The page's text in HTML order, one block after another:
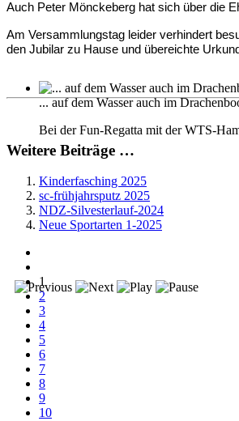
... auf dem Wasser auch im
Bei der Fun-Regatta mit der WTS-
Auch Peter Mönckeberg hat sich über die
Am Versammlungstag leider verhindert
den Jubilar zu Hause und übereichte
Weitere Beiträge …
Kinderfasching 2025
sc-frühjahrsputz 2025
NDZ-Silvesterlauf-2024
Neue Sportarten 1-2025
1
2
3
4
5
6
7
8
9
10